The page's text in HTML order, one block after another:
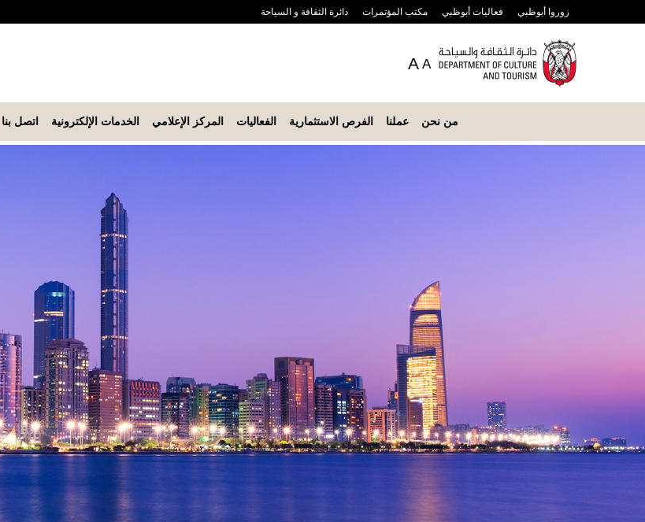
زوروا أبوظبي فعاليات أبوظبي مكتب المؤتمرات دائرة الثقافة و السياحة
A A
من نحن عملنا الفرص الاستثمارية الفعاليات المركز الإعلامي الخدمات الإلكترونية اتصل بنا